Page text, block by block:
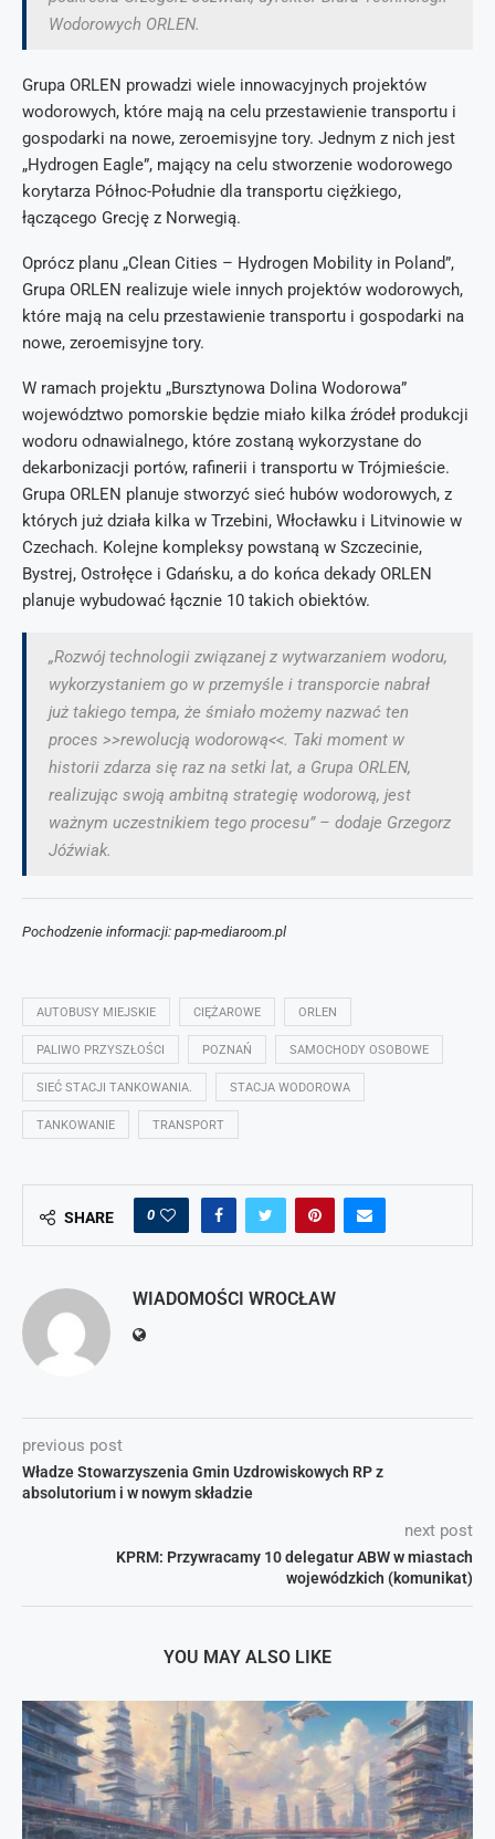
Wodorowych ORLEN.
Grupa ORLEN prowadzi wiele innowacyjnych projektów
wodorowych, które mają na celu przestawienie transportu i
gospodarki na nowe, zeroemisyjne tory. Jednym z nich jest
„Hydrogen Eagle”, mający na celu stworzenie wodorowego
korytarza Północ-Południe dla transportu ciężkiego,
łączącego Grecję z Norwegią.
Oprócz planu „Clean Cities – Hydrogen Mobility in Poland”,
Grupa ORLEN realizuje wiele innych projektów wodorowych,
które mają na celu przestawienie transportu i gospodarki na
nowe, zeroemisyjne tory.
W ramach projektu „Bursztynowa Dolina Wodorowa”
województwo pomorskie będzie miało kilka źródeł produkcji
wodoru odnawialnego, które zostaną wykorzystane do
dekarbonizacji portów, rafinerii i transportu w Trójmieście.
Grupa ORLEN planuje stworzyć sieć hubów wodorowych, z
których już działa kilka w Trzebini, Włocławku i Litvinowie w
Czechach. Kolejne kompleksy powstaną w Szczecinie,
Bystrej, Ostrołęce i Gdańsku, a do końca dekady ORLEN
planuje wybudować łącznie 10 takich obiektów.
„Rozwój technologii związanej z wytwarzaniem wodoru,
wykorzystaniem go w przemyśle i transporcie nabrał
już takiego tempa, że śmiało możemy nazwać ten
proces >>rewolucją wodorową<<. Taki moment w
historii zdarza się raz na setki lat, a Grupa ORLEN,
realizując swoją ambitną strategię wodorową, jest
ważnym uczestnikiem tego procesu” – dodaje Grzegorz
Jóźwiak.
Pochodzenie informacji: pap-mediaroom.pl
AUTOBUSY MIEJSKIE CIĘŻAROWE ORLEN
PALIWO PRZYSZŁOŚCI POZNAŃ SAMOCHODY OSOBOWE
SIEĆ STACJI TANKOWANIA. STACJA WODOROWA
TANKOWANIE TRANSPORT
SHARE 0
WIADOMOŚCI WROCŁAW
previous post
Władze Stowarzyszenia Gmin Uzdrowiskowych RP z
absolutorium i w nowym składzie
next post
KPRM: Przywracamy 10 delegatur ABW w miastach
wojewódzkich (komunikat)
YOU MAY ALSO LIKE